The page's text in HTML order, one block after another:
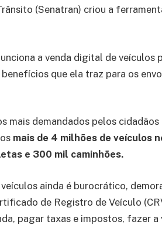
(Senatran) criou a
a venda digital de veículos
que ela traz para os
mais demandados pelos
mais de 4 milhões de veículos
e 300 mil caminhões.
ainda é burocrático,
de Registro de Veículo
pagar taxas e impostos, fazer